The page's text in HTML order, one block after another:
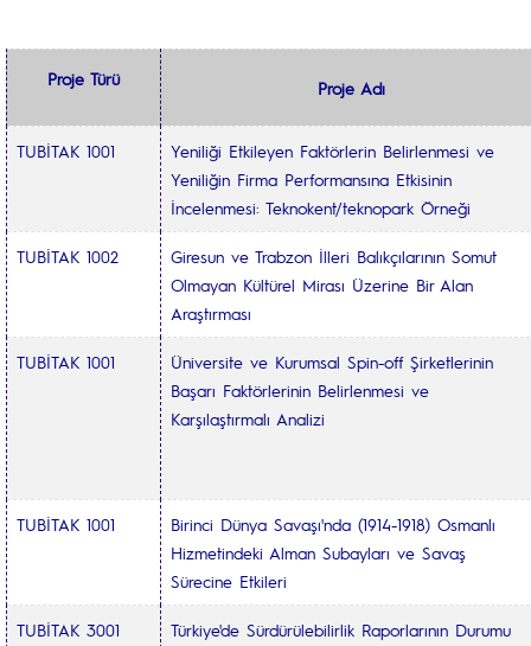
Proje Türü Proje Adı
TUBİTAK 1001
Yeniliği Etkileyen Faktörlerin Belirlenmesi ve
Yeniliğin Firma Performansına Etkisinin
İncelenmesi: Teknokent/teknopark Örneği
TUBİTAK 1002
Giresun ve Trabzon İlleri Balıkçılarının Somut
Olmayan Kültürel Mirası Üzerine Bir Alan
Araştırması
TUBİTAK 1001
Üniversite ve Kurumsal Spin-off Şirketlerinin
Başarı Faktörlerinin Belirlenmesi ve
Karşılaştırmalı Analizi
TUBİTAK 1001
Birinci Dünya Savaşı'nda (1914-1918) Osmanlı
Hizmetindeki Alman Subayları ve Savaş
Sürecine Etkileri
TUBİTAK 3001
Türkiye'de Sürdürülebilirlik Raporlarının Durumu